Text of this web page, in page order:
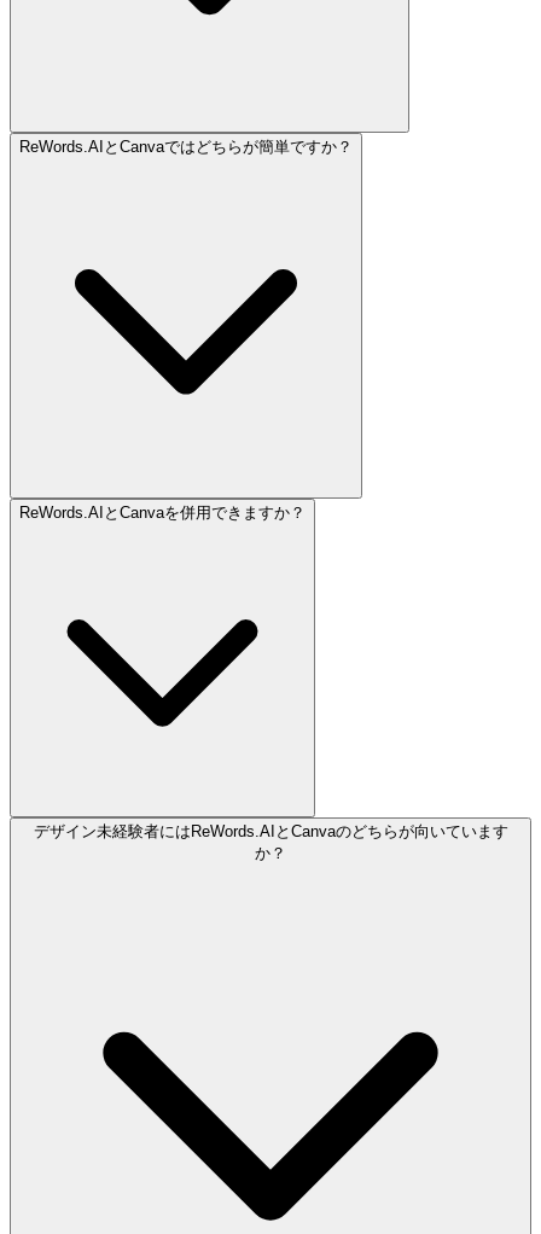
ReWords.AIとCanvaではどちらが簡単ですか？
ReWords.AIとCanvaを併用できますか？
デザイン未経験者にはReWords.AIとCanvaのどちらが向いています
か？